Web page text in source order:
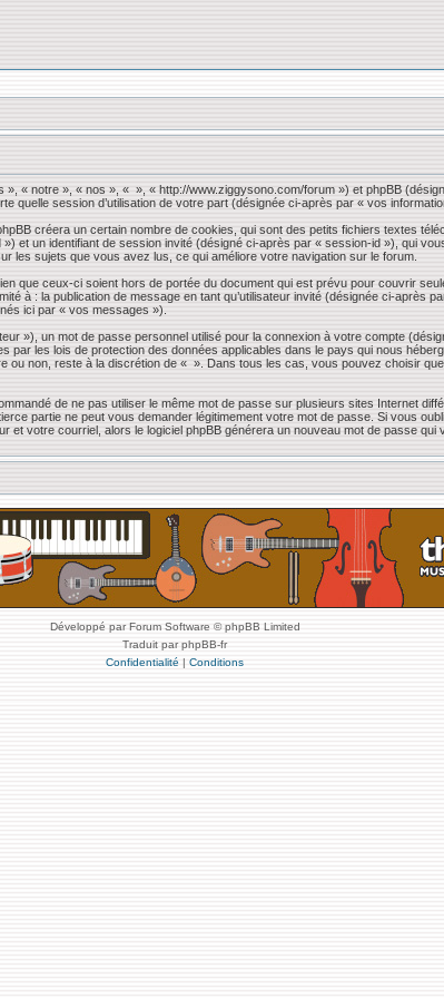
« notre », « nos », « », « http://www.ziggysono.com/forum ») et phpBB
quelle session d’utilisation de votre part (désignée ci-après par « vos
créera un certain nombre de cookies, qui sont des petits fichiers textes
et un identifiant de session invité (désigné ci-après par « session-id »), qui
sujets que vous avez lus, ce qui améliore votre navigation sur le forum.
que ceux-ci soient hors de portée du document qui est prévu pour couvrir
à : la publication de message en tant qu’utilisateur invité (désignée ci-après
ici par « vos messages »).
»), un mot de passe personnel utilisé pour la connexion à votre compte
les lois de protection des données applicables dans le pays qui nous
ou non, reste à la discrétion de « ». Dans tous les cas, vous pouvez choisir
de ne pas utiliser le même mot de passe sur plusieurs sites Internet
partie ne peut vous demander légitimement votre mot de passe. Si vous
votre courriel, alors le logiciel phpBB générera un nouveau mot de passe
Développé par Forum Software © phpBB Limited
Traduit par phpBB-fr
Confidentialité | Conditions